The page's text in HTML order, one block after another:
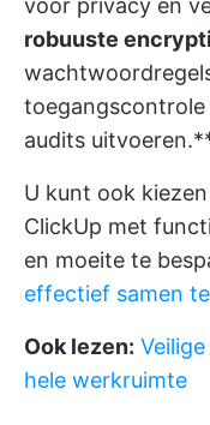
voor privacy en
robuuste
toegangscontrole
audits
U kunt ook
ClickUp met
en moeite te
effectief samen
Ook lezen:
hele werkruimte